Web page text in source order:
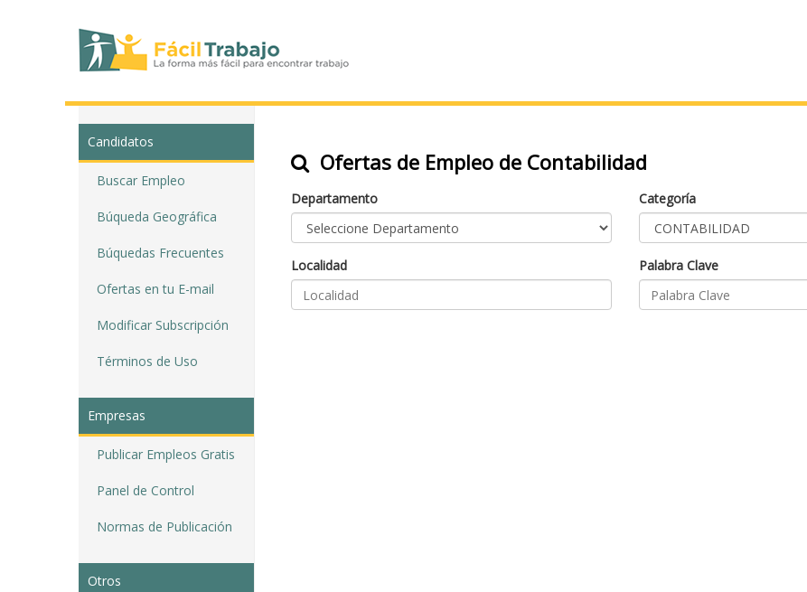
Candidatos
Buscar Empleo
Búqueda Geográfica
Búquedas Frecuentes
Ofertas en tu E-mail
Modificar Subscripción
Términos de Uso
Empresas
Publicar Empleos Gratis
Panel de Control
Normas de Publicación
Otros
Ofertas de Empleo de Contabilidad
Departamento Categoría
Localidad
Palabra Clave